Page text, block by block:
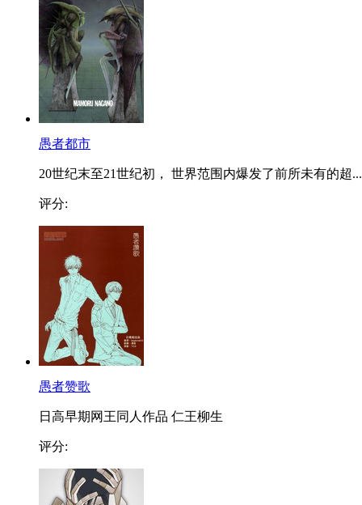
愚者都市
20世纪末至21世纪初， 世界范围内爆发了前所未有的超...
评分:
愚者赞歌
日高早期网王同人作品 仁王柳生
评分: